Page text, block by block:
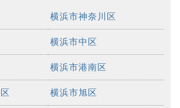
横浜市神奈川区
横浜市中区
横浜市港南区
横浜市旭区